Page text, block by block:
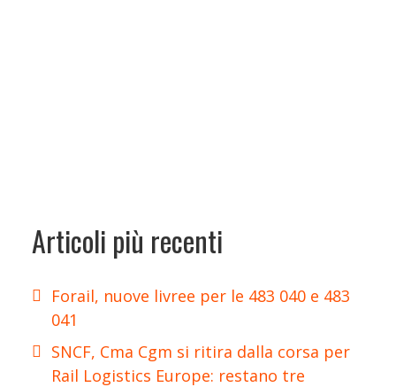
Articoli più recenti
Forail, nuove livree per le 483 040 e 483
041
SNCF, Cma Cgm si ritira dalla corsa per
Rail Logistics Europe: restano tre